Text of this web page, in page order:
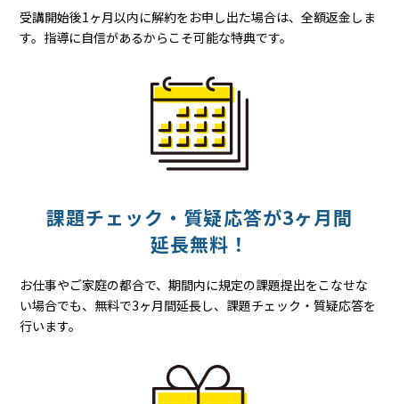
受講開始後1ヶ月以内に解約をお申し出た場合は、全額返金しま
す。指導に自信があるからこそ可能な特典です。
課題チェック・質疑応答が3ヶ月間
延長無料！
お仕事やご家庭の都合で、期間内に規定の課題提出をこなせな
い場合でも、無料で3ヶ月間延長し、課題チェック・質疑応答を
行います。